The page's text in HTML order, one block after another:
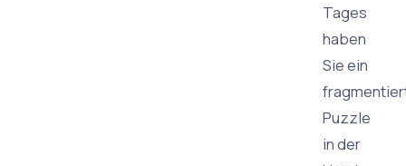
Tages
haben
Sie ein
Puzzle
in der